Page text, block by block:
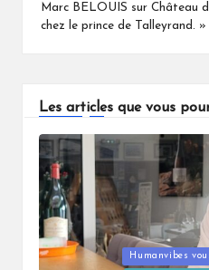
Marc BELOUIS sur Château
chez le prince de Talleyrand. »
Les articles que vous
Posted
Humanvibes